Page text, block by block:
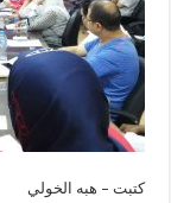
كتبت – هبه الخولي